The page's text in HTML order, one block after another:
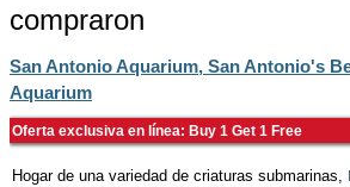
compraron
San Antonio Aquarium, San Antonio's
Aquarium
Oferta exclusiva en línea: Buy 1 Get 1 Free
Hogar de una variedad de criaturas submarinas,